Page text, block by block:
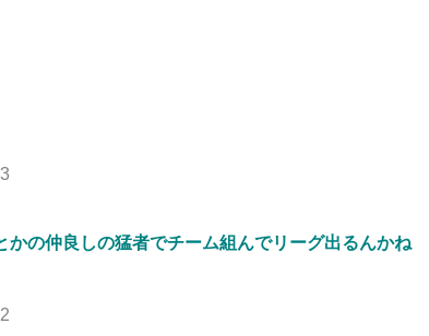
の仲良しの猛者でチーム組んでリーグ出るんかね